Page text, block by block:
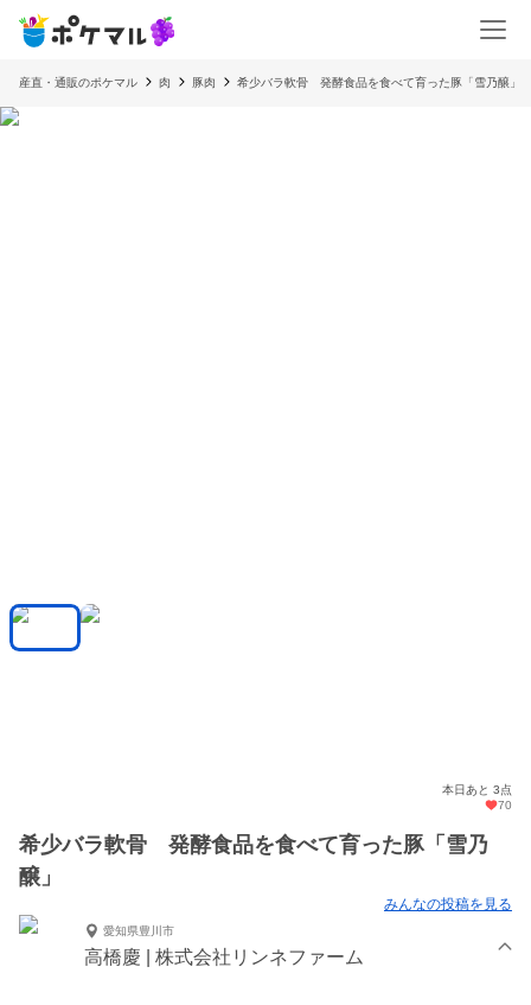
産直・通販のポケマル 肉 豚肉 希少バラ軟骨 発酵食品を食べて育った豚「雪乃醸」
本日あと 3点
70
希少バラ軟骨 発酵食品を食べて育った豚「雪乃
醸」
みんなの投稿を見る
愛知県豊川市
高橋慶 | 株式会社リンネファーム